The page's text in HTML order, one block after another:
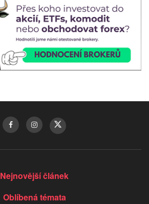
Nejnovější článek
Oblíbená témata